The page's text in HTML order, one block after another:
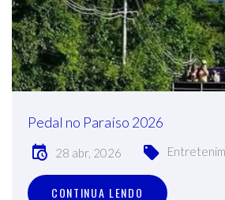
Pedal no Paraíso 2026
28 abr, 2026
CONTINUA LENDO